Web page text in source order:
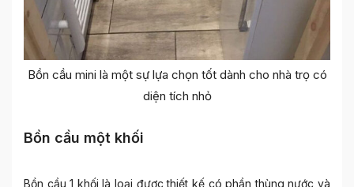
Bồn cầu mini là một sự lựa chọn tốt dành cho nhà trọ có
diện tích nhỏ
Bồn cầu một khối
Bồn cầu 1 khối là loại được thiết kế có phần thùng nước và